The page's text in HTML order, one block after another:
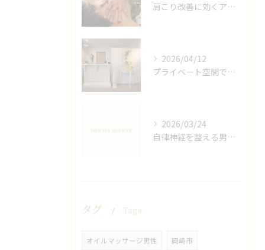
肩こり改善に効くアロマリンパの手技と効果
2026/04/12
プライベート空間で極上アロマリンパケアの効果
2026/03/24
自律神経を整える男性オイルマッサージ
タグ Tags
オイルマッサージ男性 岡崎市